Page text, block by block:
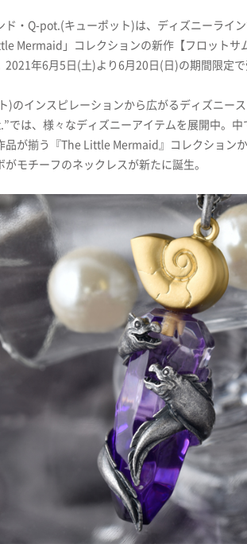
ド・Q-pot.(キューポット)は、ディズニーライ
Mermaid」コレクションの新作【フロットサ
2021年6月5日(土)より6月20日(日)の期間限定で
)のインスピレーションから広がるディズニー
では、様々なディズニーアイテムを展開中。
品が揃う『The Little Mermaid』コレクション
モチーフのネックレスが新たに誕生。